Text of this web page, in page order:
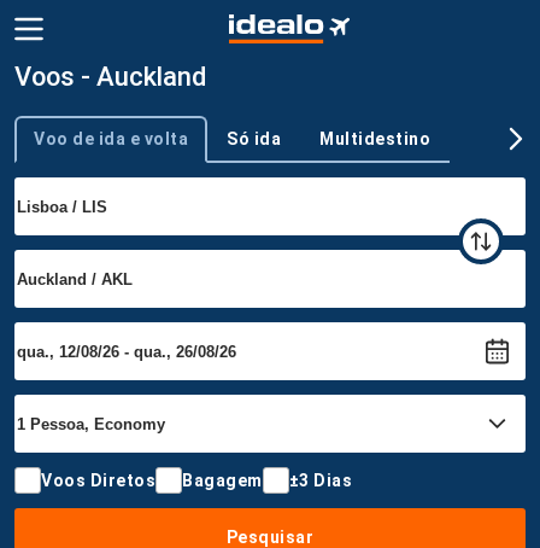
Voos - Auckland
Tipo de viagem
Voo de ida e volta Só ida Multidestino
Voos Diretos Bagagem ±3 Dias
Pesquisar